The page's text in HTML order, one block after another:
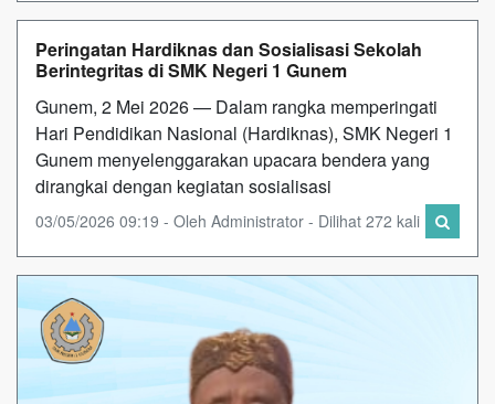
Peringatan Hardiknas dan Sosialisasi Sekolah
Berintegritas di SMK Negeri 1 Gunem
Gunem, 2 Mei 2026 — Dalam rangka memperingati
Hari Pendidikan Nasional (Hardiknas), SMK Negeri 1
Gunem menyelenggarakan upacara bendera yang
dirangkai dengan kegiatan sosialisasi
03/05/2026 09:19 - Oleh Administrator - Dilihat 272 kali